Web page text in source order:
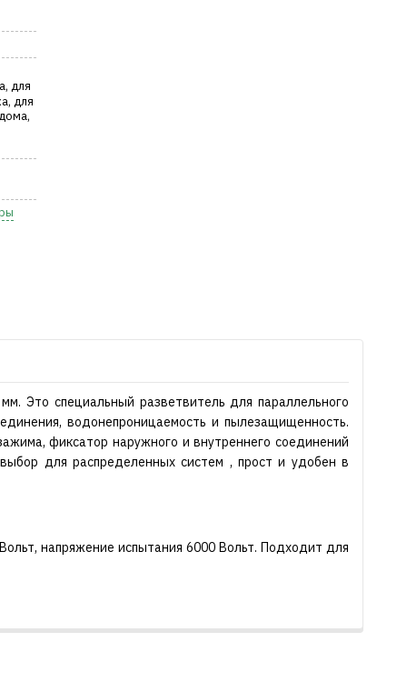
для
для
Это специальный разветвитель для параллельного
водонепроницаемость и пылезащищенность.
фиксатор наружного и внутреннего соединений
для распределенных систем , прост и удобен в
напряжение испытания 6000 Вольт. Подходит для